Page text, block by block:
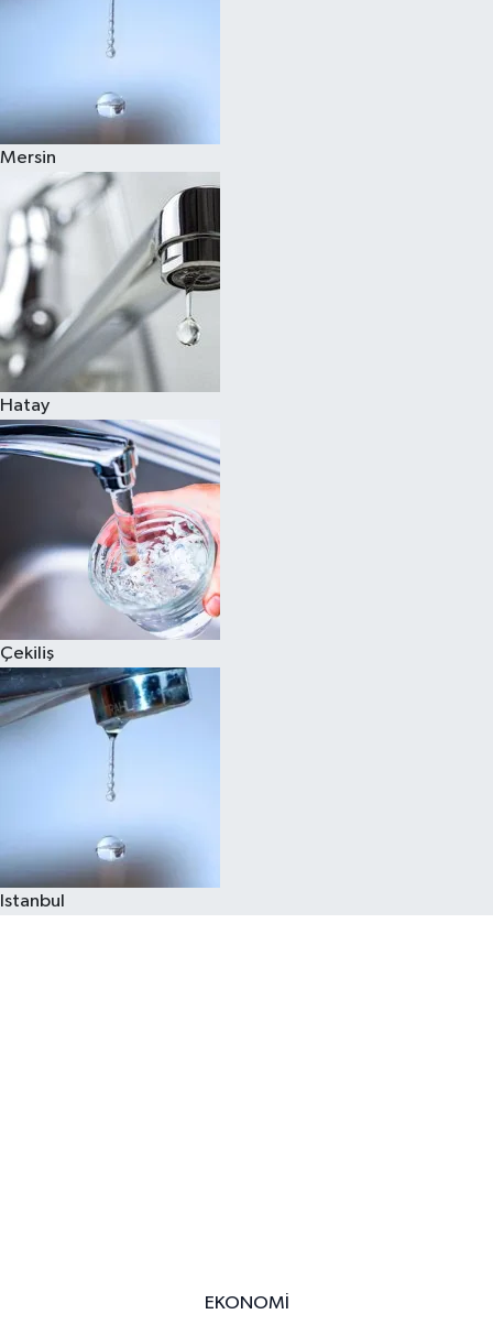
Mersin
Hatay
Çekiliş
Istanbul
EKONOMİ